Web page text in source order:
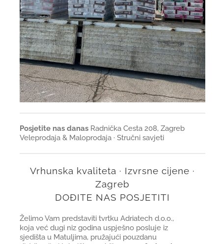
Posjetite nas danas Radnička Cesta 208, Zagreb
Veleprodaja & Maloprodaja · Stručni savjeti
Vrhunska kvaliteta · Izvrsne cijene ·
Zagreb
DOĐITE NAS POSJETITI
Želimo Vam predstaviti tvrtku Adriatech d.o.o.,
koja već dugi niz godina uspješno posluje iz
sjedišta u Matuljima, pružajući pouzdanu